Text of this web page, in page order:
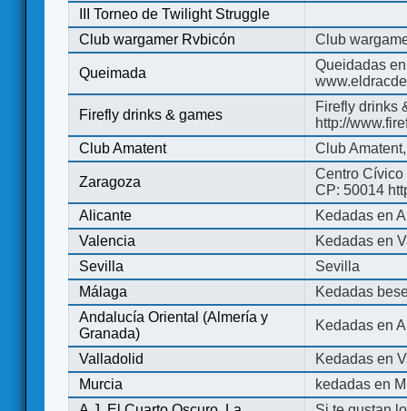
III Torneo de Twilight Struggle
Club wargamer Rvbicón
Club
Queimada
Queidadas
Firefly drinks & games
Firefly drinks
http://
Club Amatent
Club
Zaragoza
Centro Cívico
CP: 50014
Alicante
Kedadas en
Valencia
Kedadas en
Sevilla
Sevilla
Málaga
Kedadas
Andalucía Oriental (Almería y
Granada)
Kedadas en
Valladolid
Kedadas en
Murcia
kedadas en